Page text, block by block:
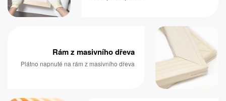
Rám z masivního dřeva
Plátno napnuté na rám z masivního dřeva